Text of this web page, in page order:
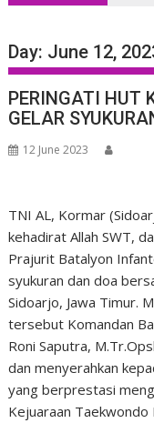
Day: June 12,
PERINGATI HUT
GELAR
12 June 2023
TNI AL, Kormar
kehadirat Allah SWT,
Prajurit Batalyon
syukuran dan doa
Sidoarjo, Jawa Timur.
tersebut Komandan
Roni Saputra,
dan menyerahkan
yang berprestasi
Kejuaraan Taekwondo